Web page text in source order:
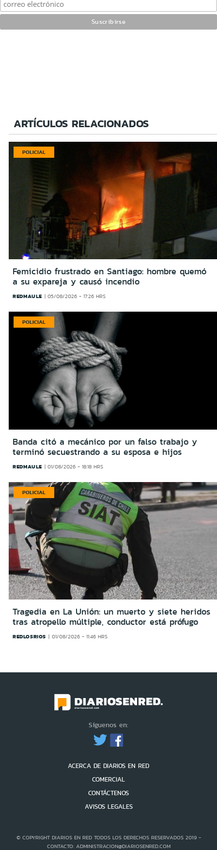
ARTÍCULOS RELACIONADOS
POLICIAL
Femicidio frustrado en Santiago: hombre quemó
a su expareja y causó incendio
REDMAULE 05/08/2026 - 17:26 HRS
POLICIAL
Banda citó a mecánico por un falso trabajo y
terminó secuestrando a su esposa e hijos
REDMAULE 01/08/2026 - 18:18 HRS
POLICIAL
Tragedia en La Unión: un muerto y siete heridos
tras atropello múltiple, conductor está prófugo
REDLOSRIOS 01/08/2026 - 11:46 HRS
Síguenos en:
ACERCA DE DIARIOS EN RED
COMERCIAL
CONTÁCTENOS
AVISOS LEGALES
© COPYRIGHT DIARIOS EN RED TODOS LOS DERECHOS RESERVADOS 2019 -
CONTACTO: ADMINISTRACION@DIARIOSENRED.COM